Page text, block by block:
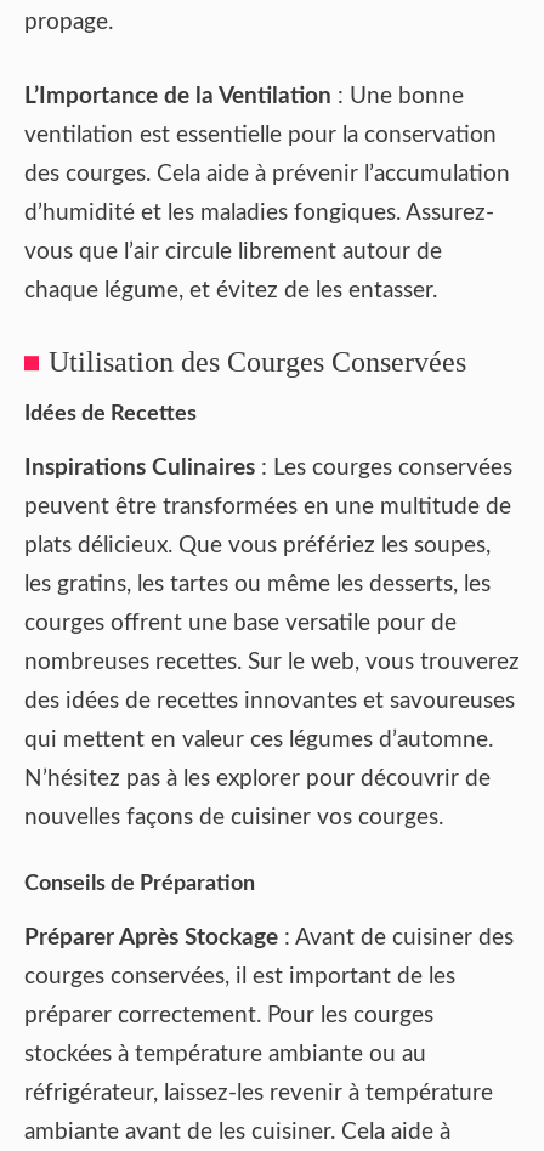
propage.
L’Importance de la Ventilation : Une bonne
ventilation est essentielle pour la conservation
des courges. Cela aide à prévenir l’accumulation
d’humidité et les maladies fongiques. Assurez-
vous que l’air circule librement autour de
chaque légume, et évitez de les entasser.
Utilisation des Courges Conservées
Idées de Recettes
Inspirations Culinaires : Les courges conservées
peuvent être transformées en une multitude de
plats délicieux. Que vous préfériez les soupes,
les gratins, les tartes ou même les desserts, les
courges offrent une base versatile pour de
nombreuses recettes. Sur le web, vous trouverez
des idées de recettes innovantes et savoureuses
qui mettent en valeur ces légumes d’automne.
N’hésitez pas à les explorer pour découvrir de
nouvelles façons de cuisiner vos courges.
Conseils de Préparation
Préparer Après Stockage : Avant de cuisiner des
courges conservées, il est important de les
préparer correctement. Pour les courges
stockées à température ambiante ou au
réfrigérateur, laissez-les revenir à température
ambiante avant de les cuisiner. Cela aide à